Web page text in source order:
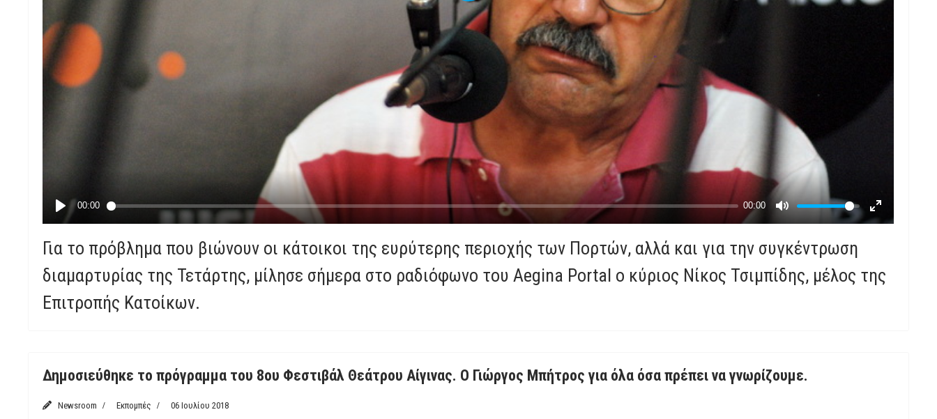
Για το πρόβλημα που βιώνουν οι κάτοικοι της ευρύτερης περιοχής των Πορτών, αλλά και για την συγκέντρωση
διαμαρτυρίας της Τετάρτης, μίλησε σήμερα στο ραδιόφωνο του Aegina Portal ο κύριος Νίκος Τσιμπίδης, μέλος της
Επιτροπής Κατοίκων.
Featured
Δημοσιεύθηκε το πρόγραμμα του 8ου Φεστιβάλ Θεάτρου Αίγινας. Ο Γιώργος Μπήτρος για όλα όσα πρέπει να γνωρίζουμε.
Newsroom Εκπομπές 06 Ιουλίου 2018